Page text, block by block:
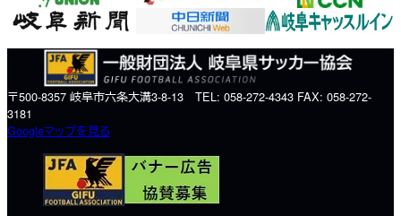
〒500-8357 岐阜市六条大溝3-8-13 TEL: 058-272-4343 FAX: 058-272-
3181
Googleマップを見る